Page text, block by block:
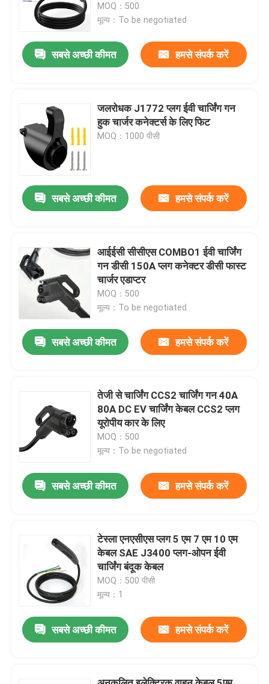
MOQ：500
मूल्य：To be negotiated
सबसे अच्छी कीमत हमसे संपर्क करें
जलरोधक J1772 प्लग ईवी चार्जिंग गन
हुक चार्जर कनेक्टर्स के लिए फिट
MOQ：1000 पीसी
सबसे अच्छी कीमत हमसे संपर्क करें
आईईसी सीसीएस COMBO1 ईवी चार्जिंग
गन डीसी 150A प्लग कनेक्टर डीसी फास्ट
चार्जर एडाप्टर
MOQ：500
मूल्य：To be negotiated
सबसे अच्छी कीमत हमसे संपर्क करें
तेजी से चार्जिंग CCS2 चार्जिंग गन 40A
80A DC EV चार्जिंग केबल CCS2 प्लग
यूरोपीय कार के लिए
MOQ：500
मूल्य：To be negotiated
सबसे अच्छी कीमत हमसे संपर्क करें
टेस्ला एनएसीएस प्लग 5 एम 7 एम 10 एम
केबल SAE J3400 प्लग-ओपन ईवी
चार्जिंग बंदूक केबल
MOQ：500 पीसी
मूल्य：1
सबसे अच्छी कीमत हमसे संपर्क करें